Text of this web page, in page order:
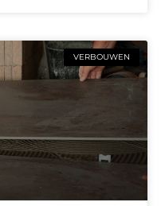
VERBOUWEN